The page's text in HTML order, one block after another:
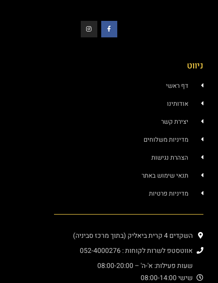
ראשי
קשר
משלוחים
נגישות
שימוש באתר
פרטיות
לשרות לקוחות : 052-4000276
א'-ה' – 08:00-20:00